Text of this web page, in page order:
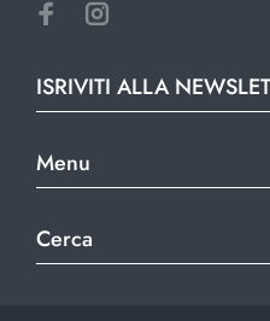
ISRIVITI ALLA
Menu
Cerca